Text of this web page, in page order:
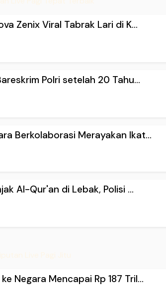
Zenix Viral Tabrak Lari di K...
Polri setelah 20 Tahu...
Berkolaborasi Merayakan Ikat...
Al-Qur'an di Lebak, Polisi ...
Negara Mencapai Rp 187 Tril...